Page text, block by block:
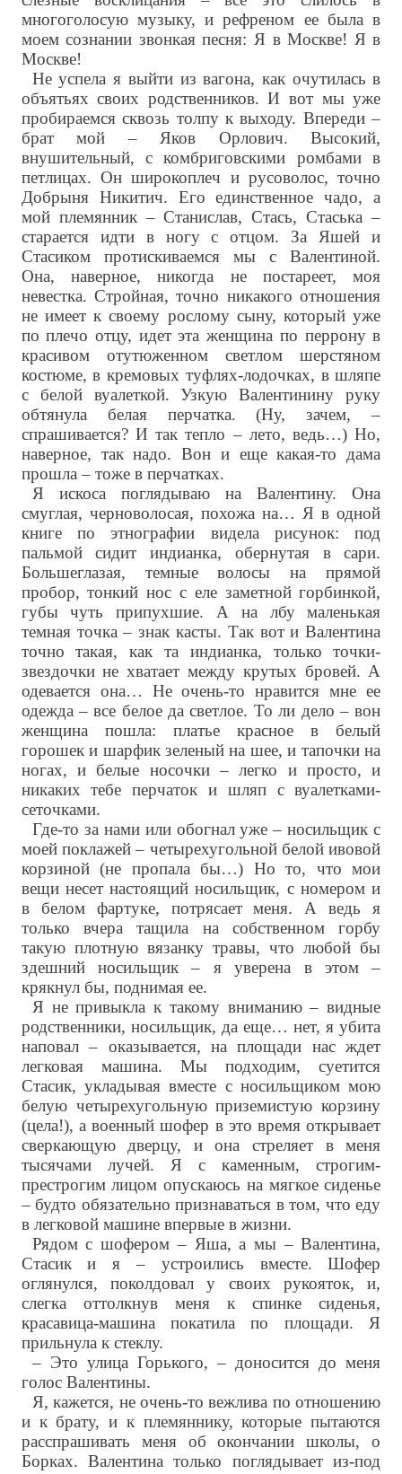
многоголосую музыку, и рефреном ее была в
моем сознании звонкая песня: Я в Москве! Я в
Москве!
Не успела я выйти из вагона, как очутилась в
объятьях своих родственников. И вот мы уже
пробираемся сквозь толпу к выходу. Впереди –
брат мой – Яков Орлович. Высокий,
внушительный, с комбриговскими ромбами в
петлицах. Он широкоплеч и русоволос, точно
Добрыня Никитич. Его единственное чадо, а
мой племянник – Станислав, Стась, Стаська –
старается идти в ногу с отцом. За Яшей и
Стасиком протискиваемся мы с Валентиной.
Она, наверное, никогда не постареет, моя
невестка. Стройная, точно никакого отношения
не имеет к своему рослому сыну, который уже
по плечо отцу, идет эта женщина по перрону в
красивом отутюженном светлом шерстяном
костюме, в кремовых туфлях-лодочках, в шляпе
с белой вуалеткой. Узкую Валентинину руку
обтянула белая перчатка. (Ну, зачем, –
спрашивается? И так тепло – лето, ведь…) Но,
наверное, так надо. Вон и еще какая-то дама
прошла – тоже в перчатках.
Я искоса поглядываю на Валентину. Она
смуглая, черноволосая, похожа на… Я в одной
книге по этнографии видела рисунок: под
пальмой сидит индианка, обернутая в сари.
Большеглазая, темные волосы на прямой
пробор, тонкий нос с еле заметной горбинкой,
губы чуть припухшие. А на лбу маленькая
темная точка – знак касты. Так вот и Валентина
точно такая, как та индианка, только точки-
звездочки не хватает между крутых бровей. А
одевается она… Не очень-то нравится мне ее
одежда – все белое да светлое. То ли дело – вон
женщина пошла: платье красное в белый
горошек и шарфик зеленый на шее, и тапочки на
ногах, и белые носочки – легко и просто, и
никаких тебе перчаток и шляп с вуалетками-
сеточками.
Где-то за нами или обогнал уже – носильщик с
моей поклажей – четырехугольной белой ивовой
корзиной (не пропала бы…) Но то, что мои
вещи несет настоящий носильщик, с номером и
в белом фартуке, потрясает меня. А ведь я
только вчера тащила на собственном горбу
такую плотную вязанку травы, что любой бы
здешний носильщик – я уверена в этом –
крякнул бы, поднимая ее.
Я не привыкла к такому вниманию – видные
родственники, носильщик, да еще… нет, я убита
наповал – оказывается, на площади нас ждет
легковая машина. Мы подходим, суетится
Стасик, укладывая вместе с носильщиком мою
белую четырехугольную приземистую корзину
(цела!), а военный шофер в это время открывает
сверкающую дверцу, и она стреляет в меня
тысячами лучей. Я с каменным, строгим-
престрогим лицом опускаюсь на мягкое сиденье
– будто обязательно признаваться в том, что еду
в легковой машине впервые в жизни.
Рядом с шофером – Яша, а мы – Валентина,
Стасик и я – устроились вместе. Шофер
оглянулся, поколдовал у своих рукояток, и,
слегка оттолкнув меня к спинке сиденья,
красавица-машина покатила по площади. Я
прильнула к стеклу.
– Это улица Горького, – доносится до меня
голос Валентины.
Я, кажется, не очень-то вежлива по отношению
и к брату, и к племяннику, которые пытаются
расспрашивать меня об окончании школы, о
Борках. Валентина только поглядывает из-под